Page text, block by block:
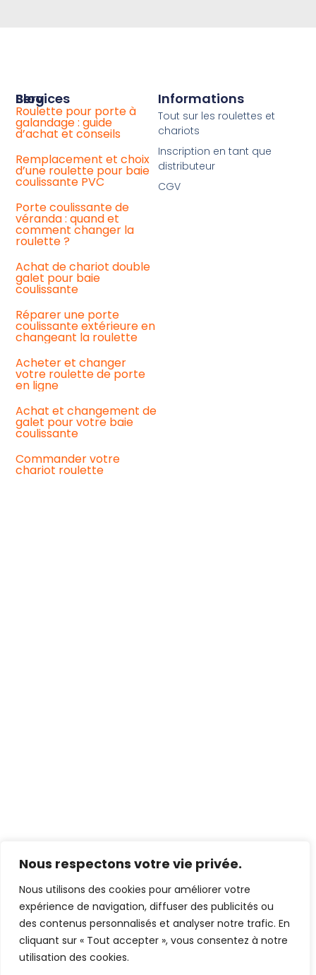
Nous respectons votre vie privée.
Nous utilisons des cookies pour améliorer votre
expérience de navigation, diffuser des publicités ou
des contenus personnalisés et analyser notre trafic. En
cliquant sur « Tout accepter », vous consentez à notre
utilisation des cookies.
Informations
Tout sur les roulettes et
chariots
Inscription en tant que
distributeur
CGV
Services
Roulette pour porte à
galandage : guide
d’achat et conseils
Remplacement et choix
d’une roulette pour baie
coulissante PVC
Porte coulissante de
véranda : quand et
comment changer la
roulette ?
Achat de chariot double
galet pour baie
coulissante
Réparer une porte
coulissante extérieure en
changeant la roulette
Acheter et changer
votre roulette de porte
en ligne
Achat et changement de
galet pour votre baie
coulissante
Commander votre
chariot roulette
Blog
Achat
de
roulette
coulissante
universelle
chariot
de
baie
coulissante
La
roulette
baie
vitrée
ancienne
Remplacement
de
vos
roulettes
de
baie
:
notre
guide
pour
un
Acheter
chariot
roulette
réglable